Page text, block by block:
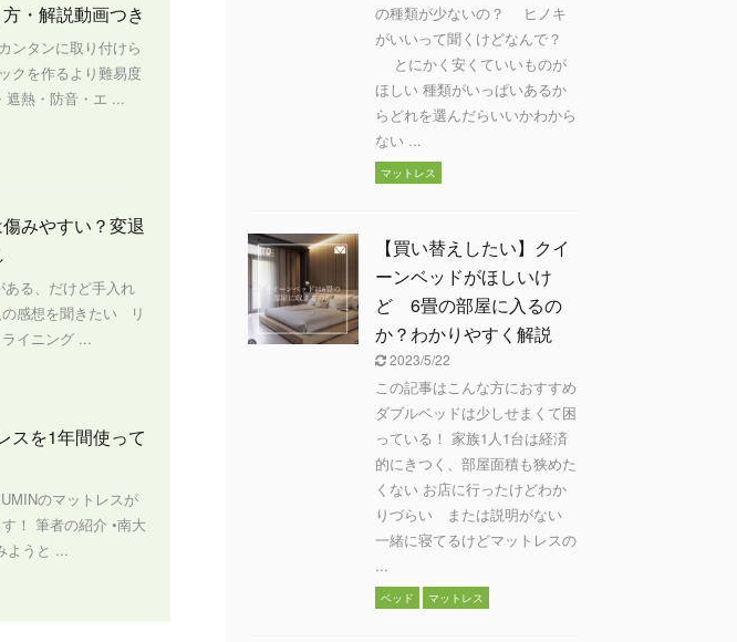
・解説動画つき
ンタンに取り付けら
クを作るより難易度
熱・防音・エ ...
みやすい？変退
る、だけど手入れ
の感想を聞きたい リ
イニング ...
スを1年間使って
のマットレスが
！ 筆者の紹介 •南大
ようと ...
の種類が少ないの？ ヒノキ
がいいって聞くけどなんで？
とにかく安くていいものが
ほしい 種類がいっぱいあるか
らどれを選んだらいいかわから
ない ...
マットレス
【買い替えしたい】クイ
ーンベッドがほしいけ
ど 6畳の部屋に入るの
か？わかりやすく解説
2023/5/22
この記事はこんな方におすすめ
ダブルベッドは少しせまくて困
っている！ 家族1人1台は経済
的にきつく、部屋面積も狭めた
くない お店に行ったけどわか
りづらい または説明がない
一緒に寝てるけどマットレスの
...
ベッド マットレス